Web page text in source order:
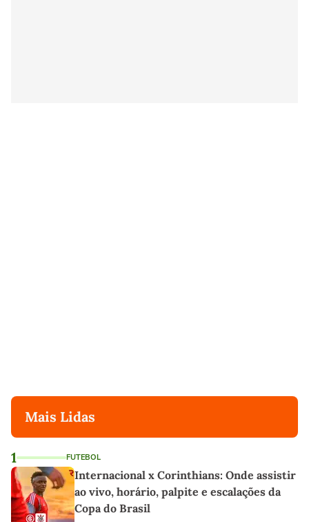
Mais Lidas
1 FUTEBOL
Internacional x Corinthians: Onde assistir
ao vivo, horário, palpite e escalações da
Copa do Brasil